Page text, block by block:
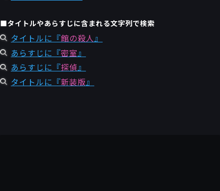
■タイトルやあらすじに含まれる文字列で検索
タイトルに『館の殺人』
あらすじに『密室 』
あらすじに『探偵』
タイトルに『新装版』